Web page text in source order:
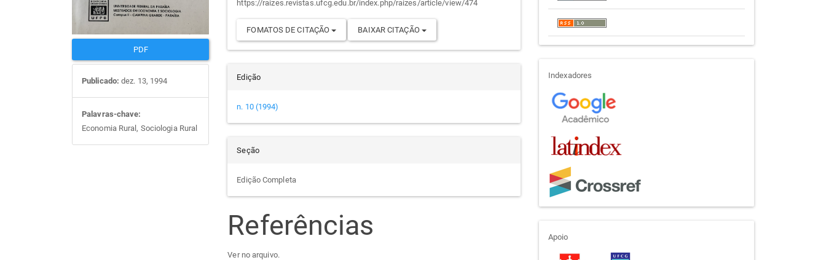
PDF
Publicado: dez. 13, 1994
Palavras-chave:
Economia Rural, Sociologia Rural
https://raizes.revistas.ufcg.edu.br/index.php/raizes/article/view/474
FOMATOS DE CITAÇÃO BAIXAR CITAÇÃO
Edição
n. 10 (1994)
Seção
Edição Completa
Referências
Ver no arquivo.
indexadores
Indexadores
apoio
Apoio